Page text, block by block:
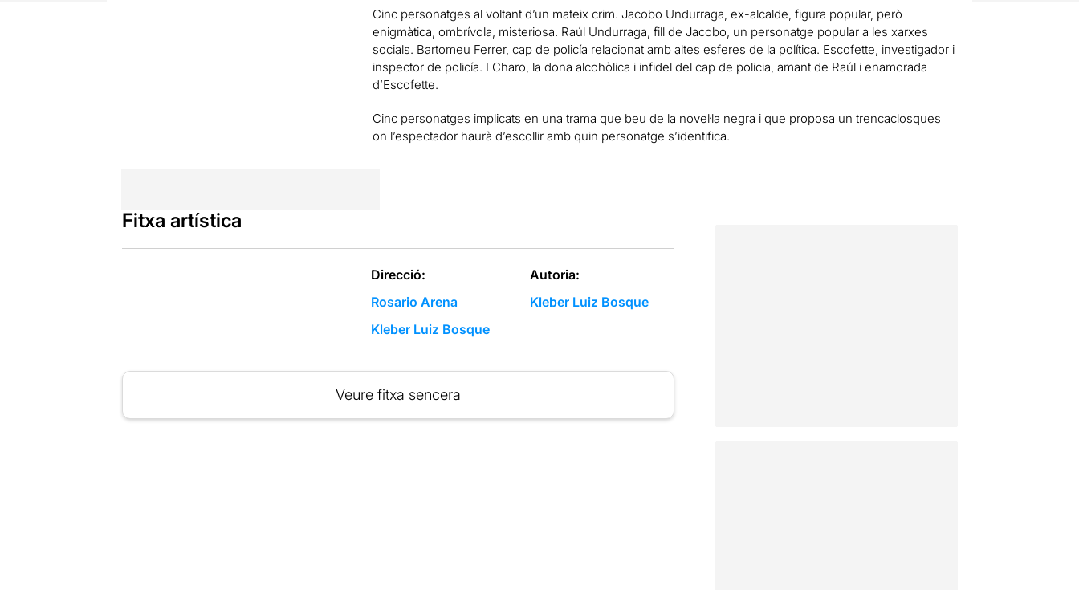
Cinc personatges al voltant d’un mateix crim. Jacobo Undurraga, ex-alcalde, figura popular, però
enigmàtica, ombrívola, misteriosa. Raúl Undurraga, fill de Jacobo, un personatge popular a les xarxes
socials. Bartomeu Ferrer, cap de policía relacionat amb altes esferes de la política. Escofette, investigador i
inspector de policía. I Charo, la dona alcohòlica i infidel del cap de policia, amant de Raúl i enamorada
d’Escofette.
Cinc personatges implicats en una trama que beu de la novel·la negra i que proposa un trencaclosques
on l’espectador haurà d’escollir amb quin personatge s’identifica.
Fitxa artística
Direcció:
Rosario Arena
Kleber Luiz Bosque
Autoria:
Kleber Luiz Bosque
Veure fitxa sencera